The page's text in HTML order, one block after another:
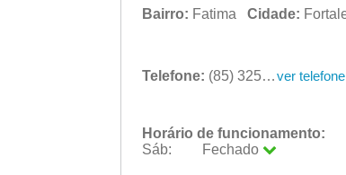
Bairro: Fatima Cidade:
Telefone: (85) 3253-0363 ver telefone
Horário de funcionamento:
Sáb:
Fechado